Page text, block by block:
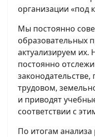
организации «под
Мы постоянно
образовательных
актуализируем
постоянно
трудовом,
и приводят
соответствии с
По итогам анализа